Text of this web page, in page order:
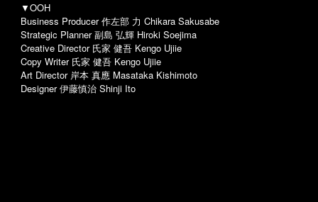
▼OOH
Business Producer 作左部 力 Chikara Sakusabe
Strategic Planner 副島 弘輝 Hiroki Soejima
Creative Director 氏家 健吾 Kengo Ujiie
Copy Writer 氏家 健吾 Kengo Ujiie
Art Director 岸本 真應 Masataka Kishimoto
Designer 伊藤慎治 Shinji Ito